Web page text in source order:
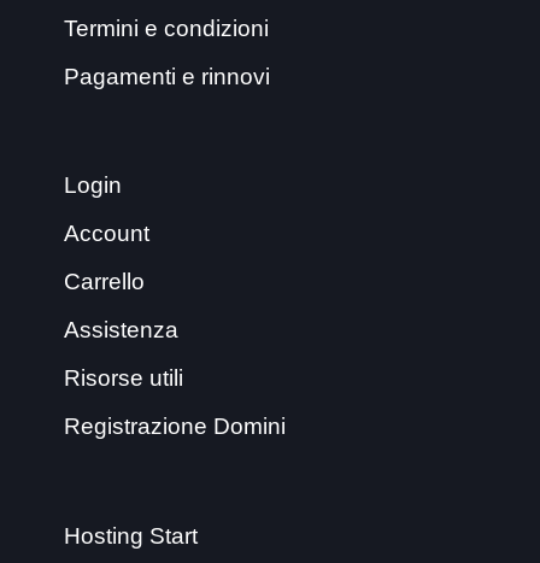
Termini e condizioni
Pagamenti e rinnovi
Login
Account
Carrello
Assistenza
Risorse utili
Registrazione Domini
Hosting Start